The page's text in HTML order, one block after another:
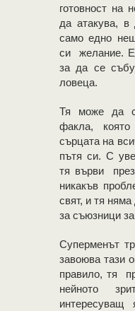
готовност на
да атакува, в
само едно
си желание.
за да се
ловеца.
Тя може да
факла,
сърцата на
пътя си. С
тя върви
никакъв
свят, и тя
за съюзници
Суперменът
завоюва тази
правило, тя
нейното